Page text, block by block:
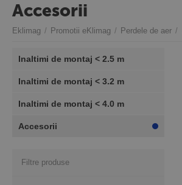
Accesorii
Eklimag / Promotii eKlimag / Perdele de aer /
Inaltimi de montaj < 2.5 m
Inaltimi de montaj < 3.2 m
Inaltimi de montaj < 4.0 m
Accesorii
Filtre produse